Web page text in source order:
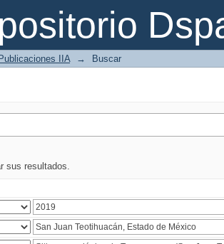
Publicaciones IIA → Buscar
sus resultados.